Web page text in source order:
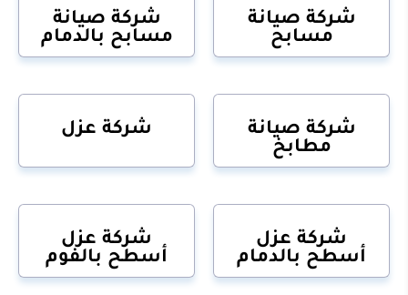
شركة صيانة
مسابح
شركة صيانة
مسابح بالدمام
شركة صيانة
مطابخ
شركة عزل
شركة عزل
أسطح بالدمام
شركة عزل
أسطح بالفوم